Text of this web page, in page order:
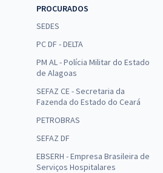
PROCURADOS
SEDES
PC DF - DELTA
PM AL - Polícia Militar do Estado
de Alagoas
SEFAZ CE - Secretaria da
Fazenda do Estado do Ceará
PETROBRAS
SEFAZ DF
EBSERH - Empresa Brasileira de
Serviços Hospitalares